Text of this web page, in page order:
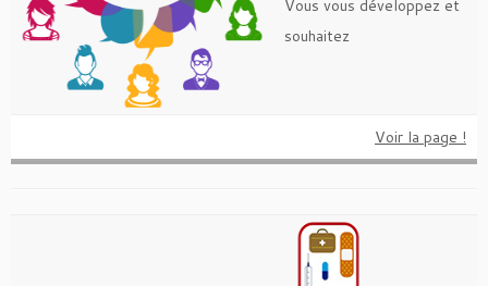
Vous vous développez et
souhaitez
Voir la page !